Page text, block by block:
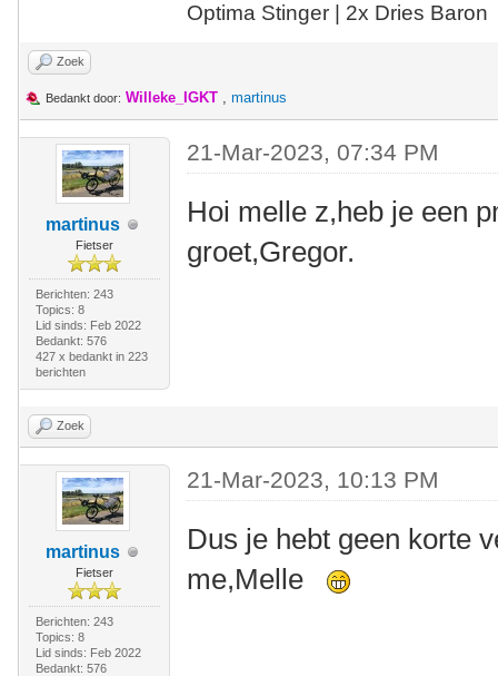
Optima Stinger | 2x Dries Baron
Zoek
Bedankt door: Willeke_IGKT , martinus
martinus
Fietser
Berichten: 243
Topics: 8
Lid sinds: Feb 2022
Bedankt: 576
427 x bedankt in 223
berichten
21-Mar-2023, 07:34 PM
Hoi melle z,heb je een
groet,Gregor.
Zoek
martinus
Fietser
Berichten: 243
Topics: 8
Lid sinds: Feb 2022
Bedankt: 576
21-Mar-2023, 10:13 PM
Dus je hebt geen korte
me,Melle